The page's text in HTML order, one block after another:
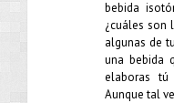
bebida
¿cuáles son
algunas de
una bebida
elaboras
Aunque tal